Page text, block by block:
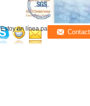
Estoy en línea para chatear ahora